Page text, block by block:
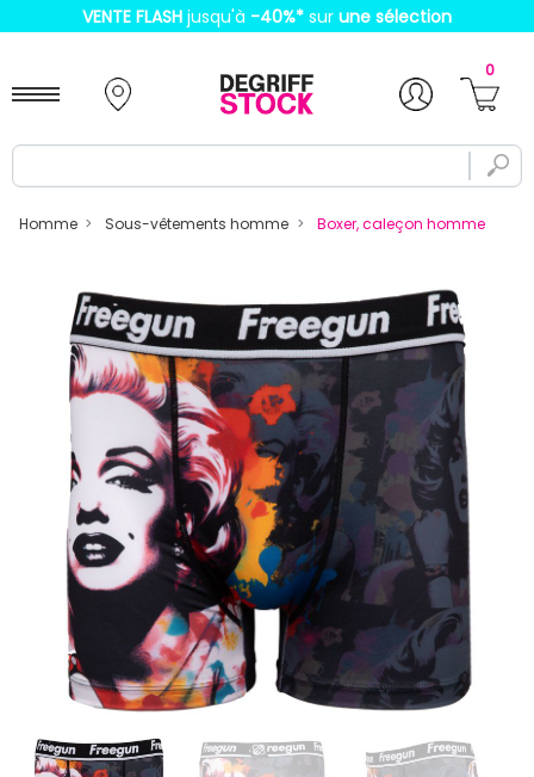
VENTE FLASH jusqu'à -40%* sur une sélection
0
Homme Sous-vêtements homme Boxer, caleçon homme